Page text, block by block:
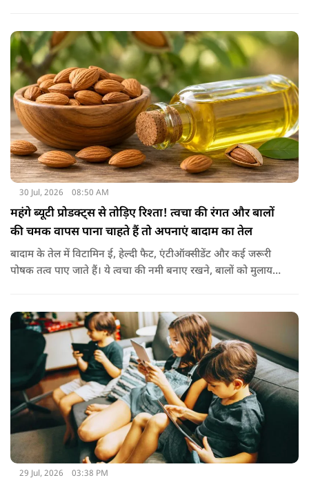
जाए तो ये आपकी सेहत के लिए किसी संजीवनी की तरह काम करता है।
आइए जानते नींबू के छिलके के फायदे।
30 Jul, 2026 08:50 AM
महंगे ब्यूटी प्रोडक्ट्स से तोड़िए रिश्ता! त्वचा की रंगत और बालों
की चमक वापस पाना चाहते हैं तो अपनाएं बादाम का तेल
बादाम के तेल में विटामिन ई, हेल्दी फैट, एंटीऑक्सीडेंट और कई जरूरी
पोषक तत्व पाए जाते हैं। ये त्वचा की नमी बनाए रखने, बालों को मुलायम
पहले से ज्यादा मुलायम महसूस होते हैं। कुछ लोग बादाम के तेल को जैतून
के तेल के साथ मिलाकर भी इस्तेमाल करते हैं। इससे बालों की देखभाल
बेहतर तरीके से होती है। हालांकि अगर बाल बहुत ज्यादा झड़ रहे हों, तो
पहले त्वचा विशेषज्ञ से सलाह लेना जरूरी है।
29 Jul, 2026 03:38 PM